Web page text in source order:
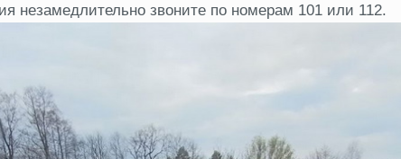
незамедлительно звоните по номерам 101 или 112.